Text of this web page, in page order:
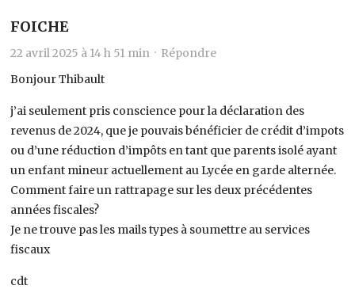
FOICHE
22 avril 2025 à 14 h 51 min · Répondre
Bonjour Thibault
j’ai seulement pris conscience pour la déclaration des
revenus de 2024, que je pouvais bénéficier de crédit d’impots
ou d’une réduction d’impôts en tant que parents isolé ayant
un enfant mineur actuellement au Lycée en garde alternée.
Comment faire un rattrapage sur les deux précédentes
années fiscales?
Je ne trouve pas les mails types à soumettre au services
fiscaux
cdt